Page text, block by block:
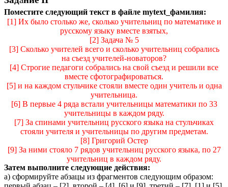
Поместите следующий текст в файле mytext_фамилия:
[1] Их было столько же, сколько учительниц по математике и
русскому языку вместе взятых,
[2] Задача № 5
[3] Сколько учителей всего и сколько учительниц собрались
на съезд учителей-новаторов?
[4] Строгие педагоги собрались на свой съезд и решили все
вместе сфотографироваться.
[5] и на каждом стульчике стояли вместе один учитель и одна
учительница.
[6] В первые 4 ряда встали учительницы математики по 33
учительницы в каждом ряду.
[7] За спинами учительниц русского языка на стульчиках
стояли учителя и учительницы по другим предметам.
[8] Григорий Остер
[9] За ними стояло 7 рядов учительниц русского языка, по 27
учительниц в каждом ряду.
Затем выполните следующие действия:
а) сформируйте абзацы из фрагментов следующим образом: